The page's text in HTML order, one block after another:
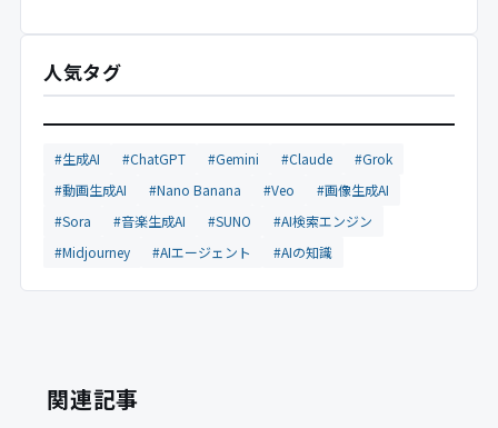
人気タグ
#生成AI #ChatGPT #Gemini #Claude
#Grok
#動画生成AI
#Nano Banana #Veo
#画像生成AI
#Sora
#音楽生成AI #SUNO
#AI検索エンジン
#Midjourney
#AIエージェント #AIの知識
関連記事